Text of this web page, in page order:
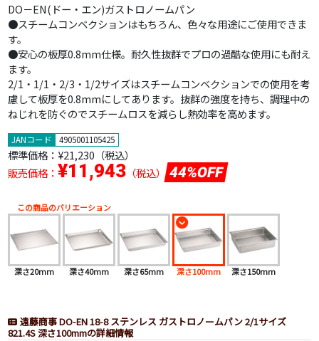
DO－EN(ドー・エン)ガストロノームパン
●スチームコンベクションはもちろん、色々な用途にご使用できま
す。
●安心の板厚0.8mm仕様。耐久性抜群でプロの過酷な使用にも耐え
ます。
2/1・1/1・2/3・1/2サイズはスチームコンベクションでの使用を考
慮して板厚を0.8mmにしてあります。抜群の強度を持ち、調理中の
ねじれを防ぐのでスチームロスを減らし熱効率を高めます。
JANコード 4905001105425
標準価格： ¥21,230（税込）
販売価格： ¥11,943（税込） 44%OFF
この商品のバリエーション
深さ20mm 深さ40mm 深さ65mm 深さ100mm 深さ150mm
遠藤商事 DO-EN 18-8 ステンレス ガストロノームパン 2/1サイズ
821.4S 深さ100mmの詳細情報